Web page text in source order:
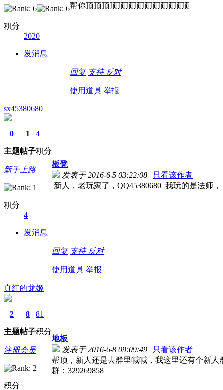
积分
2020
发消息
帮你顶顶顶顶顶顶顶顶顶顶顶顶顶
回复 支持 反对
使用道具 举报
sx45380680
0
主题
1
帖子
4
积分
新手上路
积分
4
发消息
板凳
发表于 2016-6-5 03:22:08 | 只看该作者
新人，老玩家了，QQ45380680 我玩的是法师，
回复 支持 反对
使用道具 举报
真红的龙姬
2
主题
8
帖子
81
积分
注册会员
积分
地板
发表于 2016-6-8 09:09:49 | 只看该作者
帮顶，新人还是去群里喊喊，我这里还有个新人
群：329269858